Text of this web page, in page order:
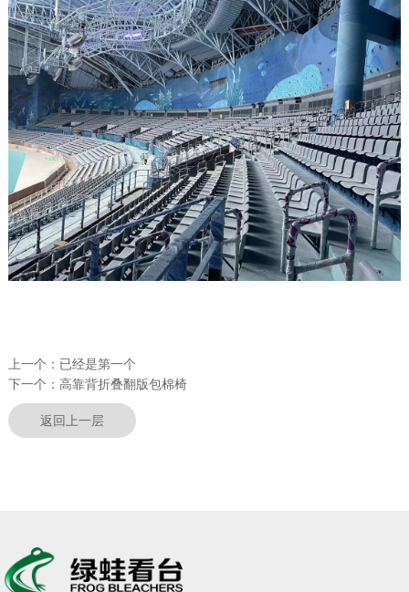
上一个： 已经是第一个
下一个： 高靠背折叠翻版包棉椅
返回上一层